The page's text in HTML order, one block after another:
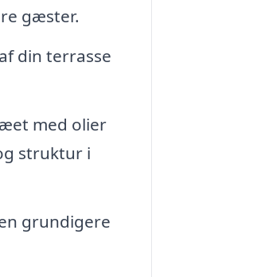
gæster.
din terrasse
med olier
struktur i
grundigere